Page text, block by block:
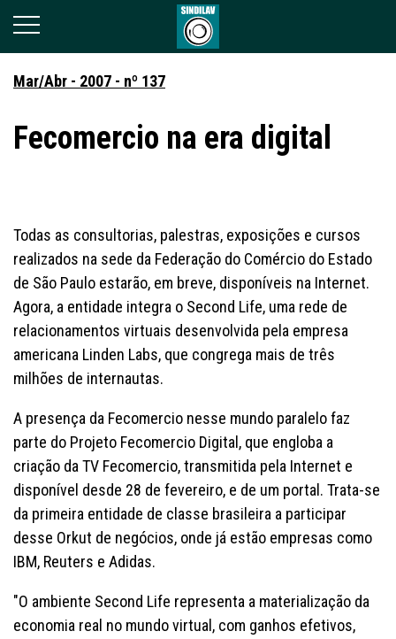
Mar/Abr - 2007 - nº 137
Fecomercio na era digital
Todas as consultorias, palestras, exposições e cursos
realizados na sede da Federação do Comércio do Estado
de São Paulo estarão, em breve, disponíveis na Internet.
Agora, a entidade integra o Second Life, uma rede de
relacionamentos virtuais desenvolvida pela empresa
americana Linden Labs, que congrega mais de três
milhões de internautas.
A presença da Fecomercio nesse mundo paralelo faz
parte do Projeto Fecomercio Digital, que engloba a
criação da TV Fecomercio, transmitida pela Internet e
disponível desde 28 de fevereiro, e de um portal. Trata-se
da primeira entidade de classe brasileira a participar
desse Orkut de negócios, onde já estão empresas como
IBM, Reuters e Adidas.
"O ambiente Second Life representa a materialização da
economia real no mundo virtual, com ganhos efetivos,